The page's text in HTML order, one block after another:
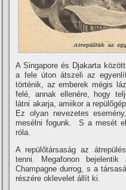
A Singapore és Djakarta
a fele úton átszeli az
történik, az emberek mégis
felé, annak ellenére, hogy
látni akarja, amiikor a
Ez olyan nevezetes
mesélni fogunk. S a mesét
róla.
A repülőtársaság az
tenni. Megafonon
Champagne durrog, s a
részére oklevelet állí­t ki.